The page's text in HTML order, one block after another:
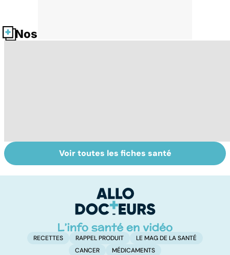
Nos fiches santé
Grand froid : nos
conseils
Pollution : quand
le danger vient
Voir toutes les fiches santé
RECETTES RAPPEL PRODUIT
LE MAG DE LA SANTÉ
CANCER
MÉDICAMENTS